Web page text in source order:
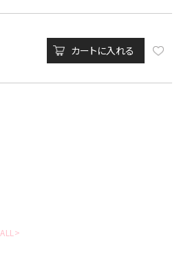
カートに入れる